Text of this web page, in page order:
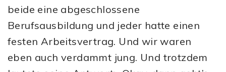
beide eine abgeschlossene
Berufsausbildung und jeder hatte einen
festen Arbeitsvertrag. Und wir waren
eben auch verdammt jung. Und trotzdem